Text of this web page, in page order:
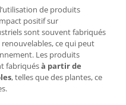
de produits
positif sur
sont souvent fabriqués
ce qui peut
Les produits
fabriquésà partir de
, telles que des plantes, ce